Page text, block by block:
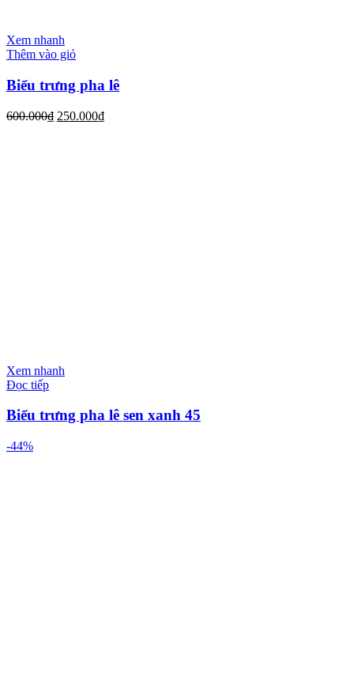
Xem nhanh
Thêm vào giỏ
Biểu trưng pha lê
600.000₫ 250.000₫
Xem nhanh
Đọc tiếp
Biểu trưng pha lê sen xanh 45
-44%